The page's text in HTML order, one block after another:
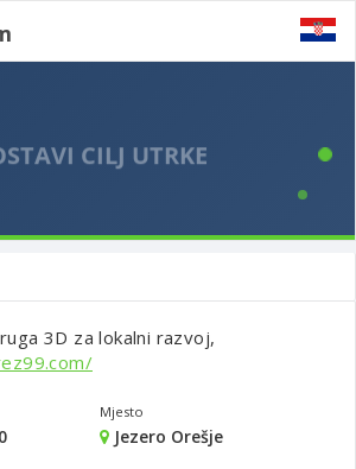
3D za lokalni razvoj,
Mjesto
Jezero Orešje